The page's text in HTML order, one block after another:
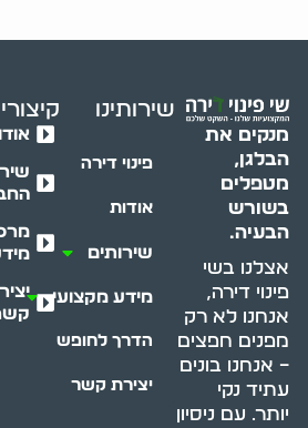
מנקים את
הבלגן,
מטפלים
בשורש
הבעיה.
אצלנו בשי
פינוי דירה,
אנחנו לא רק
מפנים חפצים
– אנחנו בונים
עתיד נקי
יותר. עם ניסיון
שירותינו
פינוי דירה
אודות
שירותים
מידע מקצועי
הדרך לחופש
יצירת קשר